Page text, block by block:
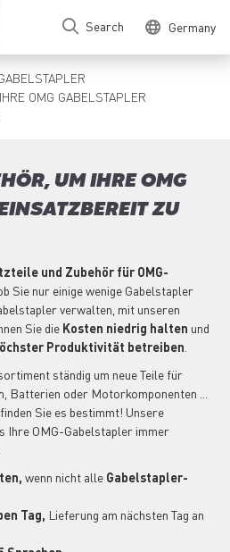
Search Germany
OMG GABELSTAPLER
UM IHRE OMG
ZU
und Zubehör für OMG-
Sie nur einige wenige Gabelstapler
verwalten, mit unseren
Sie die Kosten niedrig halten und
Produktivität betreiben
ständig um neue Teile für
Batterien oder Motorkomponenten ...
Sie es bestimmt! Unsere
Ihre OMG-Gabelstapler immer
wenn nicht alle Gabelstapler-
Tag, Lieferung am nächsten Tag an